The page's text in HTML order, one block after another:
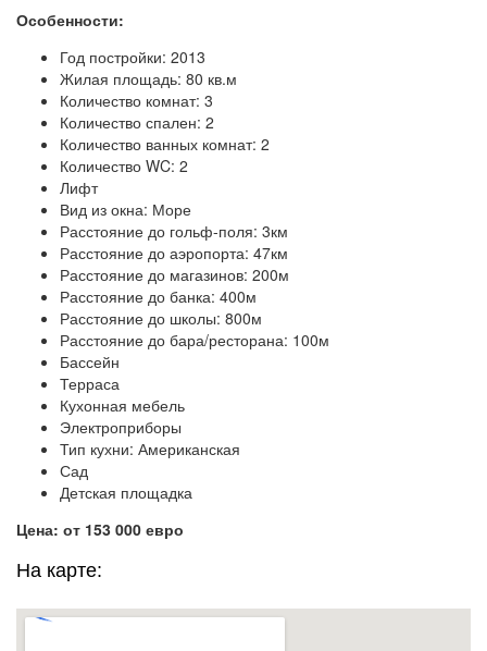
Особенности:
Год постройки: 2013
Жилая площадь: 80 кв.м
Количество комнат: 3
Количество спален: 2
Количество ванных комнат: 2
Количество WC: 2
Лифт
Вид из окна: Море
Расстояние до гольф-поля: 3км
Расстояние до аэропорта: 47км
Расстояние до магазинов: 200м
Расстояние до банка: 400м
Расстояние до школы: 800м
Расстояние до бара/ресторана: 100м
Бассейн
Терраса
Кухонная мебель
Электроприборы
Тип кухни: Американская
Сад
Детская площадка
Цена: от 153 000 евро
На карте: